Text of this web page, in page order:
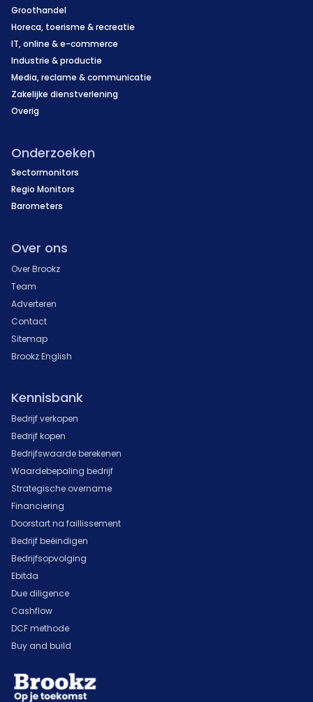
Groothandel
Horeca, toerisme & recreatie
IT, online & e-commerce
Industrie & productie
Media, reclame & communicatie
Zakelijke dienstverlening
Overig
Onderzoeken
Sectormonitors
Regio Monitors
Barometers
Over ons
Over Brookz
Team
Adverteren
Contact
Sitemap
Brookz English
Kennisbank
Bedrijf verkopen
Bedrijf kopen
Bedrijfswaarde berekenen
Waardebepaling bedrijf
Strategische overname
Financiering
Doorstart na faillissement
Bedrijf beëindigen
Bedrijfsopvolging
Ebitda
Due diligence
Cashflow
DCF methode
Buy and build